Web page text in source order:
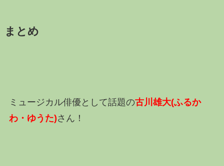
まとめ
ミュージカル俳優として話題の古川雄大(ふるか
わ・ゆうた)さん！